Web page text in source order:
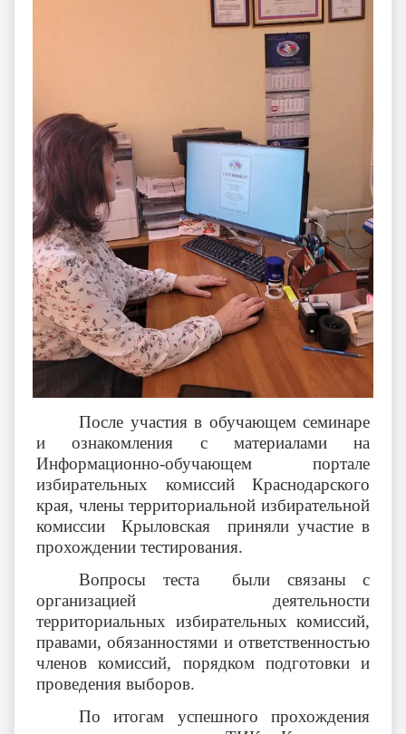
После участия в обучающем семинаре
и ознакомления с материалами на
Информационно-обучающем портале
избирательных комиссий Краснодарского
края, члены территориальной избирательной
комиссии Крыловская приняли участие в
прохождении тестирования.
Вопросы теста были связаны с
организацией деятельности
территориальных избирательных комиссий,
правами, обязанностями и ответственностью
членов комиссий, порядком подготовки и
проведения выборов.
По итогам успешного прохождения